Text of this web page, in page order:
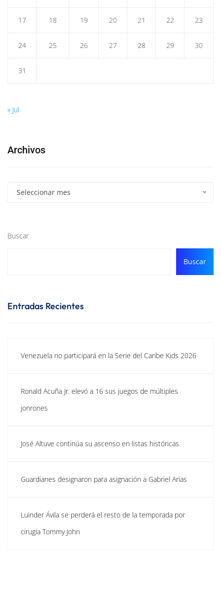
17 18 19 20 21 22 23
24 25 26 27 28 29 30
31
« Jul
Archivos
Seleccionar mes
Buscar
Buscar
Entradas Recientes
Venezuela no participará en la Serie del Caribe Kids 2026
Ronald Acuña Jr. elevó a 16 sus juegos de múltiples
jonrones
José Altuve continúa su ascenso en listas históricas
Guardianes designaron para asignación a Gabriel Arias
Luinder Ávila se perderá el resto de la temporada por
cirugía Tommy John